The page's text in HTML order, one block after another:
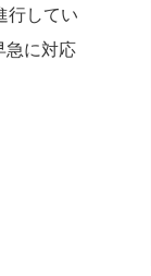
行してい
急に対応